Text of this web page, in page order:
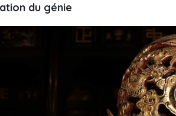
du génie